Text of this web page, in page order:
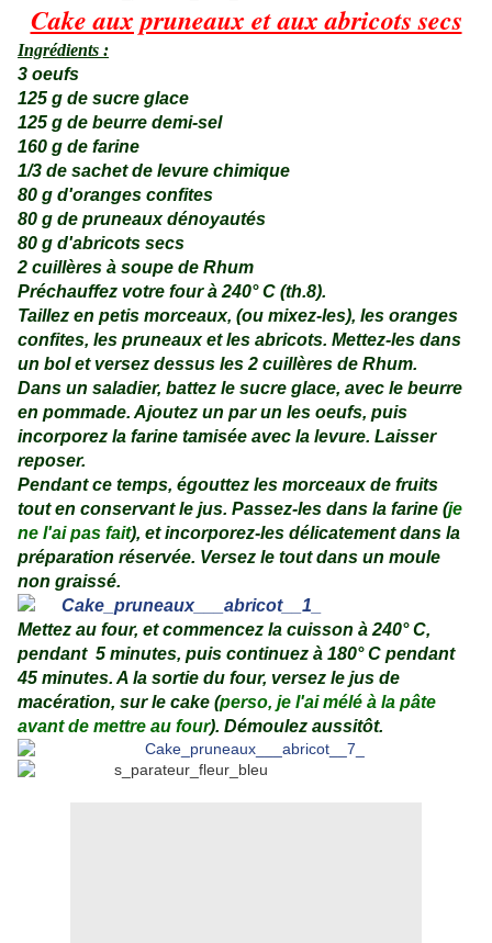
Cake aux pruneaux et aux abricots secs
Ingrédients :
3 oeufs
125 g de sucre glace
125 g de beurre demi-sel
160 g de farine
1/3 de sachet de levure chimique
80 g d'oranges confites
80 g de pruneaux dénoyautés
80 g d'abricots secs
2 cuillères à soupe de Rhum
Préchauffez votre four à 240° C (th.8).
Taillez en petis morceaux, (ou mixez-les), les oranges
confites, les pruneaux et les abricots. Mettez-les dans
un bol et versez dessus les 2 cuillères de Rhum.
Dans un saladier, battez le sucre glace, avec le beurre
en pommade. Ajoutez un par un les oeufs, puis
incorporez la farine tamisée avec la levure. Laisser
reposer.
Pendant ce temps, égouttez les morceaux de fruits
tout en conservant le jus. Passez-les dans la farine (je
ne l'ai pas fait), et incorporez-les délicatement dans la
préparation réservée. Versez le tout dans un moule
non graissé.
Mettez au four, et commencez la cuisson à 240° C,
pendant 5 minutes, puis continuez à 180° C pendant
45 minutes. A la sortie du four, versez le jus de
macération, sur le cake (perso, je l'ai mélé à la pâte
avant de mettre au four). Démoulez aussitôt.